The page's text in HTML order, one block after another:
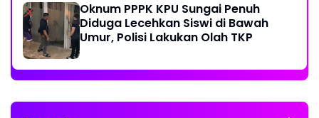
Oknum PPPK KPU Sungai Penuh
Diduga Lecehkan Siswi di Bawah
Umur, Polisi Lakukan Olah TKP